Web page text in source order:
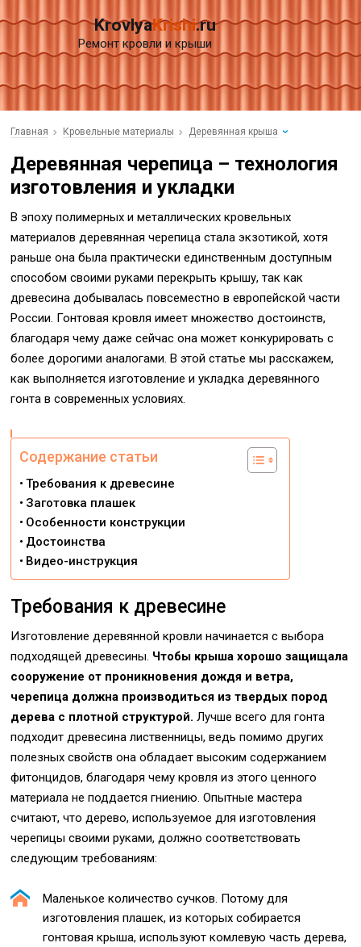
KrovlyaKrishi.ru
Ремонт кровли и крыши
Главная Кровельные материалы Деревянная крыша
Деревянная черепица – технология
изготовления и укладки
В эпоху полимерных и металлических кровельных
материалов деревянная черепица стала экзотикой, хотя
раньше она была практически единственным доступным
способом своими руками перекрыть крышу, так как
древесина добывалась повсеместно в европейской части
России. Гонтовая кровля имеет множество достоинств,
благодаря чему даже сейчас она может конкурировать с
более дорогими аналогами. В этой статье мы расскажем,
как выполняется изготовление и укладка деревянного
гонта в современных условиях.
Содержание статьи
Требования к древесине
Заготовка плашек
Особенности конструкции
Достоинства
Видео-инструкция
Требования к древесине
Изготовление деревянной кровли начинается с выбора
подходящей древесины. Чтобы крыша хорошо защищала
сооружение от проникновения дождя и ветра,
черепица должна производиться из твердых пород
дерева с плотной структурой. Лучше всего для гонта
подходит древесина лиственницы, ведь помимо других
полезных свойств она обладает высоким содержанием
фитонцидов, благодаря чему кровля из этого ценного
материала не поддается гниению. Опытные мастера
считают, что дерево, используемое для изготовления
черепицы своими руками, должно соответствовать
следующим требованиям:
Маленькое количество сучков. Потому для
изготовления плашек, из которых собирается
гонтовая крыша, используют комлевую часть дерева,